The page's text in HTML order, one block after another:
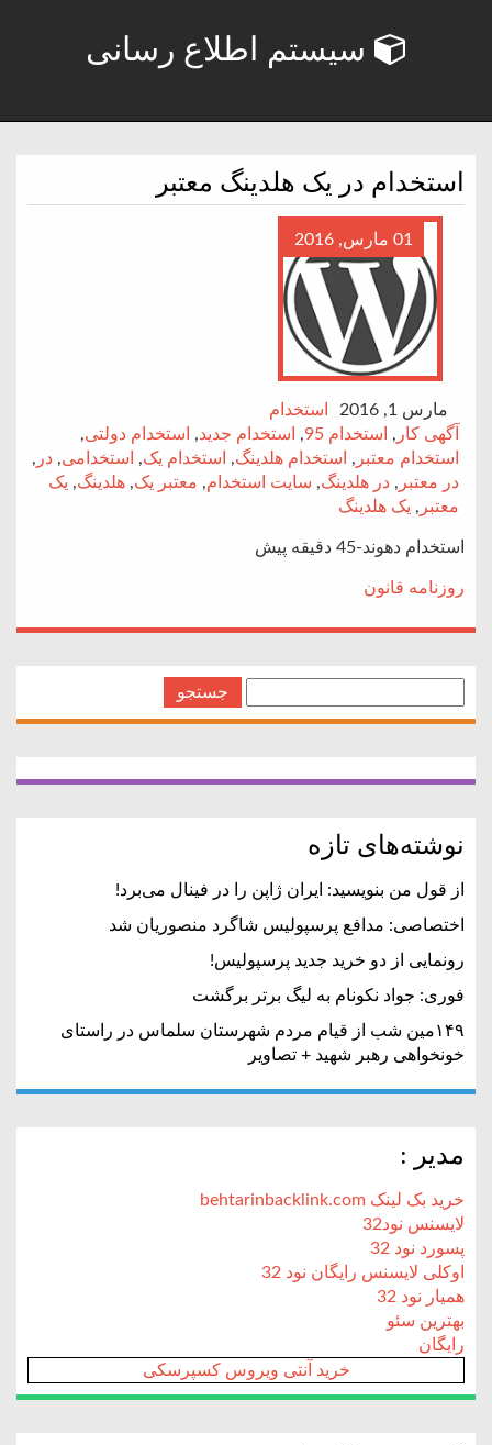
سیستم اطلاع رسانی
استخدام در یک هلدینگ معتبر
01 مارس, 2016
مارس 1, 2016
استخدام
آگهی کار , استخدام 95 , استخدام جدید, استخدام دولتی,
استخدام معتبر , استخدام هلدینگ, استخدام یک, استخدامی, در ,
در معتبر , در هلدینگ, سایت استخدام, معتبر یک, هلدینگ, یک
معتبر , یک هلدینگ
استخدام دهوند-45 دقیقه پیش
روزنامه قانون
نوشته‌های تازه
از قول من بنویسید: ایران ژاپن را در فینال می‌برد!
اختصاصی: مدافع پرسپولیس شاگرد منصوریان شد
رونمایی از دو خرید جدید پرسپولیس!
فوری: جواد نکونام به لیگ برتر برگشت
۱۴۹مین شب از قیام مردم شهرستان سلماس در راستای
خونخواهی رهبر شهید + تصاویر
مدیر :
خرید بک لینک behtarinbacklink.com
لایسنس نود32
پسورد نود 32
اوکلی لایسنس رایگان نود 32
همیار نود 32
بهترین سئو
رایگان
خرید آنتی ویروس کسپرسکی